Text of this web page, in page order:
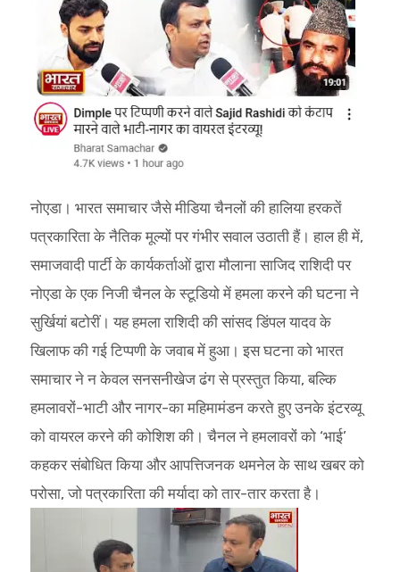
नोएडा। भारत समाचार जैसे मीडिया चैनलों की हालिया हरकतें
पत्रकारिता के नैतिक मूल्यों पर गंभीर सवाल उठाती हैं। हाल ही में,
समाजवादी पार्टी के कार्यकर्ताओं द्वारा मौलाना साजिद राशिदी पर
नोएडा के एक निजी चैनल के स्टूडियो में हमला करने की घटना ने
सुर्खियां बटोरीं। यह हमला राशिदी की सांसद डिंपल यादव के
खिलाफ की गई टिप्पणी के जवाब में हुआ। इस घटना को भारत
समाचार ने न केवल सनसनीखेज ढंग से प्रस्तुत किया, बल्कि
हमलावरों-भाटी और नागर-का महिमामंडन करते हुए उनके इंटरव्यू
को वायरल करने की कोशिश की। चैनल ने हमलावरों को ‘भाई’
कहकर संबोधित किया और आपत्तिजनक थमनेल के साथ खबर को
परोसा, जो पत्रकारिता की मर्यादा को तार-तार करता है।